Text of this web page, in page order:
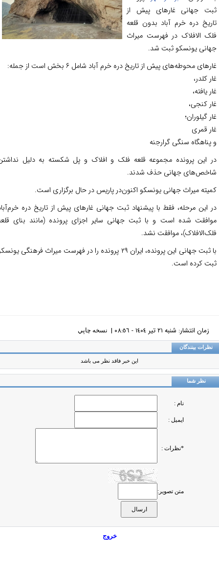
جهانی غارهای پیش از
دره خرم آباد بدون قلعه
الافلاکدر فهرست میراث
یونسکو ثبت شد.
محوطه‌های پیش از تاریخ دره خرم آباد شامل ۶ بخش است از جمله:
کلدر،
یافته،
کنجی،
گیلوران؛
قمری
سنگیگرارجنه
این پرونده مجموعه قلعه فلک و افلاک و پل شکسته به دلیل نداشتن
جهانی حذف شدند.
میراث جهانی یونسکو اکنون‌در پاریس در حال برگزاری است.
این مرحله، فقط با پیشنهاد ثبت جهانی غارهای پیش از تاریخ دره خرم‌آباد
شده است و با ثبت جهانی سایر اجزای پرونده (مانند بنای قلعه
)، موافقت نشد.
با ثبت جهانی این پرونده، ایران ۲۹ پرونده را در فهرست میراث فرهنگی یونسکو
کرده است.
زمان انتشار: شنبه ٢١ تير ١٤٠٤ - ٠٨:٥٦ | نسخه چاپي
بینندگان
این خبر فاقد نظر می باشد
نظر شما
نام :
ایمیل :
*نظرات :
متن تصویر:
خروج